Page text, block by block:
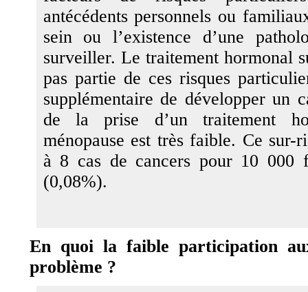
antécédents personnels ou
sein ou l’existence d’une
surveiller. Le traitement hormonal
pas partie de ces risques
supplémentaire de développer un
de la prise d’un traitement
ménopause est très faible. Ce sur-
à 8 cas de cancers pour 10 000
(0,08%).
En quoi la faible participation
problème ?